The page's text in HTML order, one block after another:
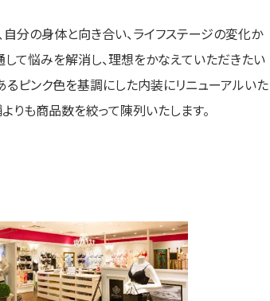
分の身体と向き合い、ライフステージの変化か
して悩みを解消し、理想をかなえていただきたい
ピンク色を基調にした内装にリニューアルいた
りも商品数を絞って陳列いたします。